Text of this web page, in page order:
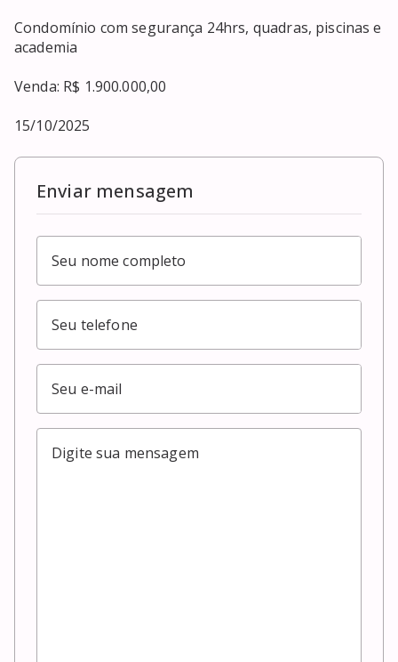
Condomínio com segurança 24hrs, quadras, piscinas e
academia
Venda: R$ 1.900.000,00
15/10/2025
Enviar mensagem